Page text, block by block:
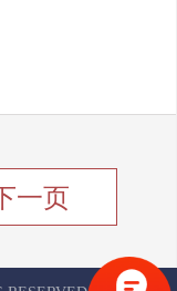
一页